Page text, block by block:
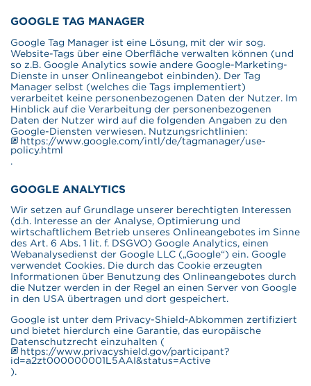
GOOGLE TAG MANAGER
Google Tag Manager ist eine Lösung, mit der wir sog.
Website-Tags über eine Oberfläche verwalten können (und
so z.B. Google Analytics sowie andere Google-Marketing-
Dienste in unser Onlineangebot einbinden). Der Tag
Manager selbst (welches die Tags implementiert)
verarbeitet keine personenbezogenen Daten der Nutzer. Im
Hinblick auf die Verarbeitung der personenbezogenen
Daten der Nutzer wird auf die folgenden Angaben zu den
Google-Diensten verwiesen. Nutzungsrichtlinien:
https://www.google.com/intl/de/tagmanager/use-
policy.html
.
GOOGLE ANALYTICS
Wir setzen auf Grundlage unserer berechtigten Interessen
(d.h. Interesse an der Analyse, Optimierung und
wirtschaftlichem Betrieb unseres Onlineangebotes im Sinne
des Art. 6 Abs. 1 lit. f. DSGVO) Google Analytics, einen
Webanalysedienst der Google LLC („Google“) ein. Google
verwendet Cookies. Die durch das Cookie erzeugten
Informationen über Benutzung des Onlineangebotes durch
die Nutzer werden in der Regel an einen Server von Google
in den USA übertragen und dort gespeichert.
Google ist unter dem Privacy-Shield-Abkommen zertifiziert
und bietet hierdurch eine Garantie, das europäische
Datenschutzrecht einzuhalten (
https://www.privacyshield.gov/participant?
id=a2zt000000001L5AAI&status=Active
).